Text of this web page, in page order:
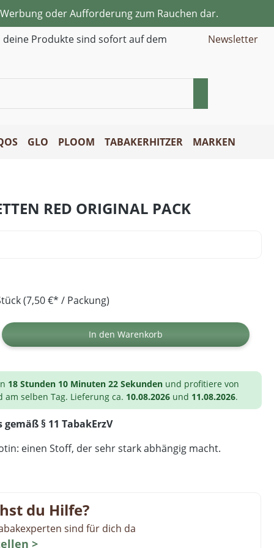
oder Aufforderung zum Rauchen dar.
deine Produkte sind sofort auf dem
Newsletter
GLO PLOOM TABAKERHITZER MARKEN
RED ORIGINAL PACK
(7,50 €* / Packung)
den gewünschten Wert ein oder
In den Warenkorb
18 Stunden 10 Minuten 21 Sekunden und profitiere von
am selben Tag. Lieferung ca. 10.08.2026 und 11.08.2026.
§ 11 TabakErzV
einen Stoff, der sehr stark abhängig macht.
du Hilfe?
sind für dich da
>